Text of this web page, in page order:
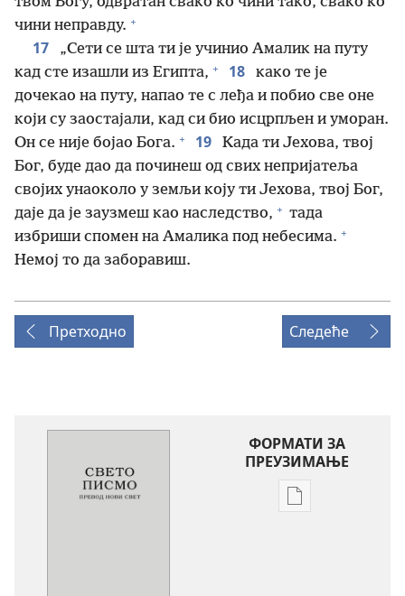
чини неправду. +
17
„Сети се шта ти је учинио Амалик на путу
кад сте изашли из Египта, + 18
како те је
дочекао на путу, напао те с леђа и побио све оне
који су заостајали, кад си био исцрпљен и уморан.
Он се није бојао Бога. + 19
Када ти Јехова, твој
Бог, буде дао да починеш од свих непријатеља
својих унаоколо у земљи коју ти Јехова, твој Бог,
даје да је заузмеш као наследство, + тада
избриши спомен на Амалика под небесима. +
Немој то да заборавиш.
Претходно Следеће
ФОРМАТИ ЗА
ПРЕУЗИМАЊЕ
Формати